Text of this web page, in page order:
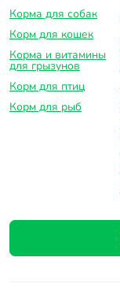
Корма для собак
Корм для кошек
Корма и витамины
для грызунов
Корм для птиц
Корм для рыб